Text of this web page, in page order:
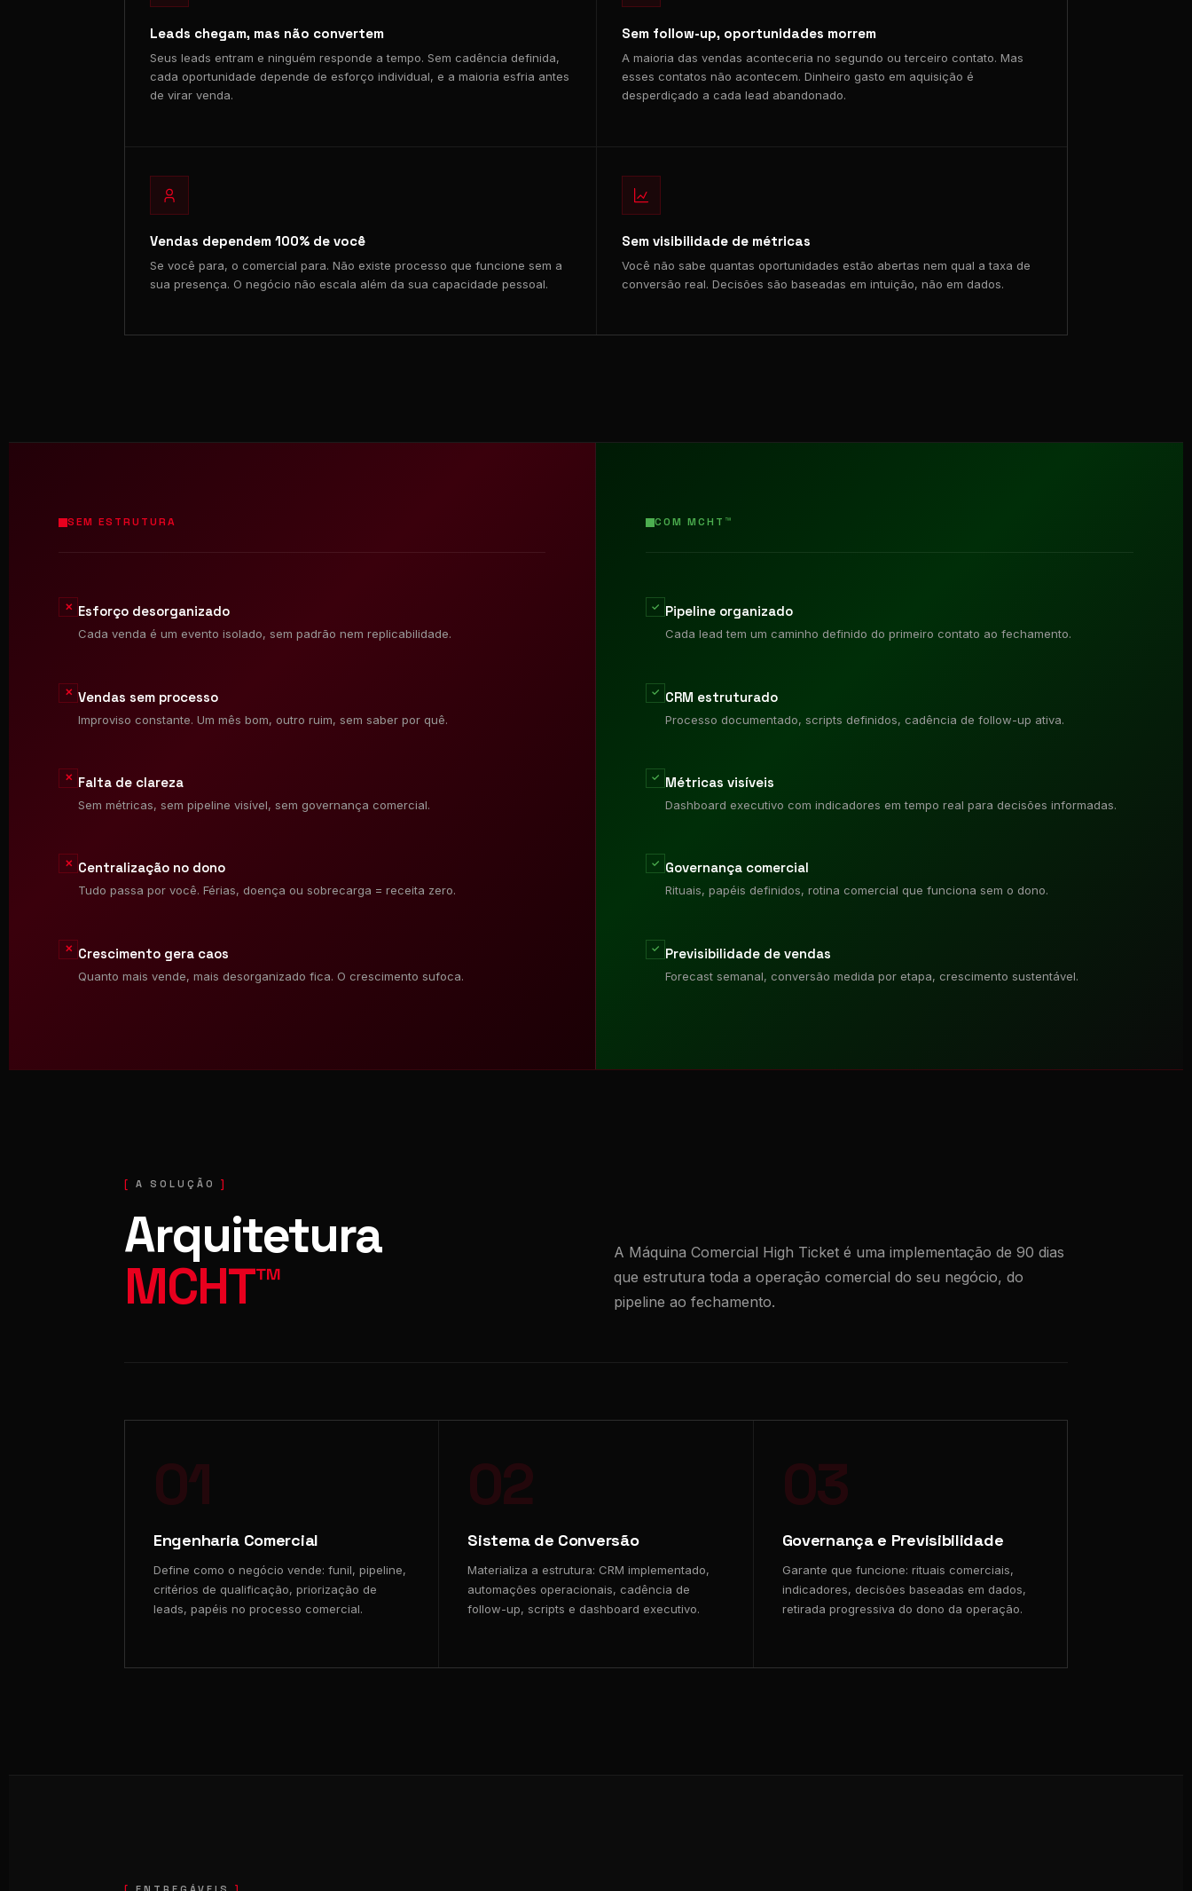
Leads chegam, mas não convertem
Seus leads entram e ninguém responde a tempo. Sem cadência definida,
cada oportunidade depende de esforço individual, e a maioria esfria antes
de virar venda.
Sem follow-up, oportunidades morrem
A maioria das vendas aconteceria no segundo ou terceiro contato. Mas
esses contatos não acontecem. Dinheiro gasto em aquisição é
desperdiçado a cada lead abandonado.
Vendas dependem 100% de você
Se você para, o comercial para. Não existe processo que funcione sem a
sua presença. O negócio não escala além da sua capacidade pessoal.
Sem visibilidade de métricas
Você não sabe quantas oportunidades estão abertas nem qual a taxa de
conversão real. Decisões são baseadas em intuição, não em dados.
SEM ESTRUTURA
✕ Esforço desorganizado
Cada venda é um evento isolado, sem padrão nem replicabilidade.
✕ Vendas sem processo
Improviso constante. Um mês bom, outro ruim, sem saber por quê.
✕ Falta de clareza
Sem métricas, sem pipeline visível, sem governança comercial.
✕ Centralização no dono
Tudo passa por você. Férias, doença ou sobrecarga = receita zero.
✕ Crescimento gera caos
Quanto mais vende, mais desorganizado fica. O crescimento sufoca.
COM MCHT™
✓ Pipeline organizado
Cada lead tem um caminho definido do primeiro contato ao fechamento.
✓ CRM estruturado
Processo documentado, scripts definidos, cadência de follow-up ativa.
✓ Métricas visíveis
Dashboard executivo com indicadores em tempo real para decisões informadas.
✓ Governança comercial
Rituais, papéis definidos, rotina comercial que funciona sem o dono.
✓ Previsibilidade de vendas
Forecast semanal, conversão medida por etapa, crescimento sustentável.
A SOLUÇÃO
Arquitetura
MCHT™
A Máquina Comercial High Ticket é uma implementação de 90 dias
que estrutura toda a operação comercial do seu negócio, do
pipeline ao fechamento.
01
Engenharia Comercial
Define como o negócio vende: funil, pipeline,
critérios de qualificação, priorização de
leads, papéis no processo comercial.
02
Sistema de Conversão
Materializa a estrutura: CRM implementado,
automações operacionais, cadência de
follow-up, scripts e dashboard executivo.
03
Governança e Previsibilidade
Garante que funcione: rituais comerciais,
indicadores, decisões baseadas em dados,
retirada progressiva do dono da operação.